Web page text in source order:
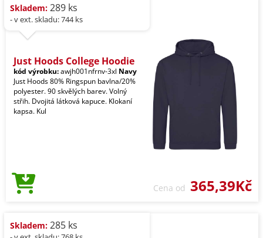
Skladem: 289 ks
- v ext. skladu: 744 ks
Just Hoods College Hoodie
kód výrobku:awjh001nfrnv-3xl Navy
Just Hoods 80% Ringspun bavlna/20%
polyester. 90 skvělých barev. Volný
střih. Dvojitá látková kapuce. Klokaní
kapsa. Kul
Cena od 365,39Kč
Skladem: 285 ks